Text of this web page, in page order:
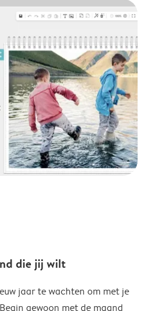
die jij wilt
jaar te wachten om met je
gewoon met de maand